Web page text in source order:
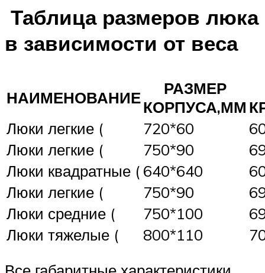
Таблица размеров люка
в зависимости от веса
НАИМЕНОВАНИЕ
РАЗМЕР
КОРПУСА,ММ
Люки легкие (
720*60
Люки легкие (
750*90
Люки квадратные ( 640*640
Люки легкие (
750*90
Люки средние (
750*100
Люки тяжелые (
800*110